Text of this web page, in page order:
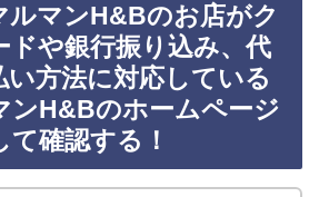
ルマンH&Bのお店がク
ドや銀行振り込み、代
い方法に対応している
ンH&Bのホームページ
確認する！